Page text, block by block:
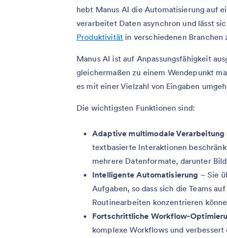
hebt Manus AI die Automatisierung auf
verarbeitet Daten asynchron und lässt
Produktivität in verschiedenen Branchen
Manus AI ist auf Anpassungsfähigkeit
gleichermaßen zu einem Wendepunkt
es mit einer Vielzahl von Eingaben
Die wichtigsten Funktionen sind:
Adaptive multimodale Verarbeitung
textbasierte Interaktionen
mehrere Datenformate, darunter
Intelligente Automatisierung – Sie
Aufgaben, so dass sich die Teams
Routinearbeiten konzentrieren
Fortschrittliche Workflow-
komplexe Workflows und